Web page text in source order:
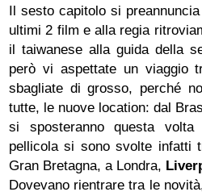
Il sesto capitolo si
ultimi 2 film e alla regia
il taiwanese alla guida della
però vi aspettate un viaggio
sbagliate di grosso, perché
tutte, le nuove location: dal
si sposteranno questa
pellicola si sono svolte infatti
Gran Bretagna, a Londra,
Dovevano rientrare tra le